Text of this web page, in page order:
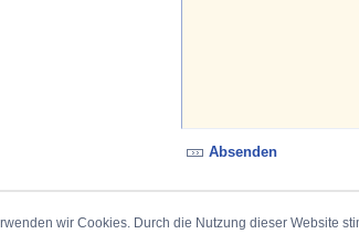
wir Cookies. Durch die Nutzung dieser Website